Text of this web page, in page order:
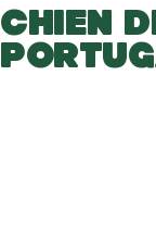
l
e
d
r
CHIEN